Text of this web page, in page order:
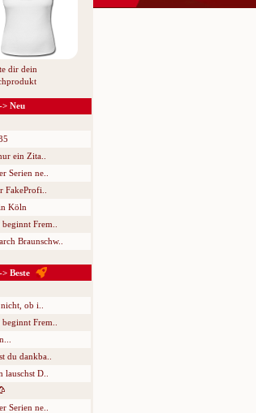
dir dein
Neu
ein Zita..
Serien ne..
FakeProfi..
Köln
Frem..
Braunschw..
Beste
ob i..
Frem..
du dankba..
lauschst D..
Serien ne..